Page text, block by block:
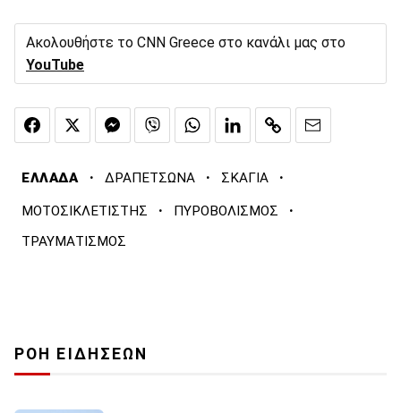
Ακολουθήστε το CNN Greece στο κανάλι μας στο
YouTube
ΕΛΛΑΔΑ · ΔΡΑΠΕΤΣΩΝΑ · ΣΚΑΓΙΑ ·
ΜΟΤΟΣΙΚΛΕΤΙΣΤΗΣ · ΠΥΡΟΒΟΛΙΣΜΟΣ ·
ΤΡΑΥΜΑΤΙΣΜΟΣ
ΡΟΗ ΕΙΔΗΣΕΩΝ